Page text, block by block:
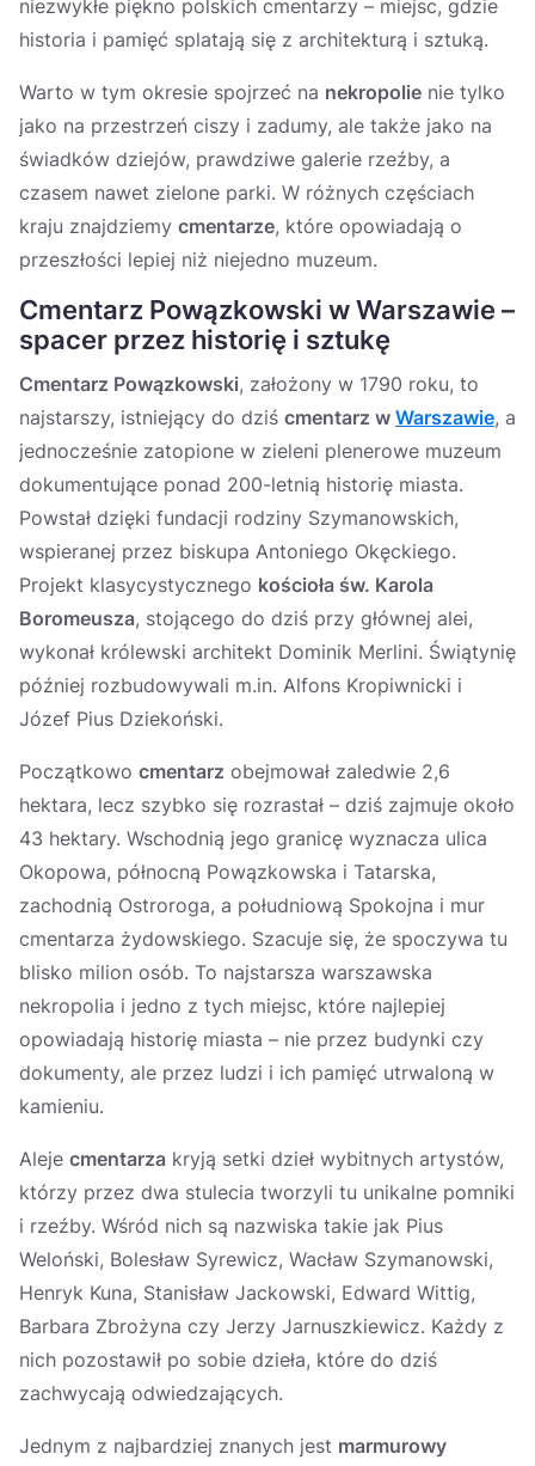
niezwykłe piękno polskich cmentarzy – miejsc, gdzie
historia i pamięć splatają się z architekturą i sztuką.
Warto w tym okresie spojrzeć na nekropolie nie tylko
jako na przestrzeń ciszy i zadumy, ale także jako na
świadków dziejów, prawdziwe galerie rzeźby, a
czasem nawet zielone parki. W różnych częściach
kraju znajdziemy cmentarze, które opowiadają o
przeszłości lepiej niż niejedno muzeum.
Cmentarz Powązkowski w Warszawie –
spacer przez historię i sztukę
Cmentarz Powązkowski, założony w 1790 roku, to
najstarszy, istniejący do dziś cmentarz w Warszawie, a
jednocześnie zatopione w zieleni plenerowe muzeum
dokumentujące ponad 200-letnią historię miasta.
Powstał dzięki fundacji rodziny Szymanowskich,
wspieranej przez biskupa Antoniego Okęckiego.
Projekt klasycystycznego kościoła św. Karola
Boromeusza, stojącego do dziś przy głównej alei,
wykonał królewski architekt Dominik Merlini. Świątynię
później rozbudowywali m.in. Alfons Kropiwnicki i
Józef Pius Dziekoński.
Początkowo cmentarz obejmował zaledwie 2,6
hektara, lecz szybko się rozrastał – dziś zajmuje około
43 hektary. Wschodnią jego granicę wyznacza ulica
Okopowa, północną Powązkowska i Tatarska,
zachodnią Ostroroga, a południową Spokojna i mur
cmentarza żydowskiego. Szacuje się, że spoczywa tu
blisko milion osób. To najstarsza warszawska
nekropolia i jedno z tych miejsc, które najlepiej
opowiadają historię miasta – nie przez budynki czy
dokumenty, ale przez ludzi i ich pamięć utrwaloną w
kamieniu.
Aleje cmentarza kryją setki dzieł wybitnych artystów,
którzy przez dwa stulecia tworzyli tu unikalne pomniki
i rzeźby. Wśród nich są nazwiska takie jak Pius
Weloński, Bolesław Syrewicz, Wacław Szymanowski,
Henryk Kuna, Stanisław Jackowski, Edward Wittig,
Barbara Zbrożyna czy Jerzy Jarnuszkiewicz. Każdy z
nich pozostawił po sobie dzieła, które do dziś
zachwycają odwiedzających.
Jednym z najbardziej znanych jest marmurowy